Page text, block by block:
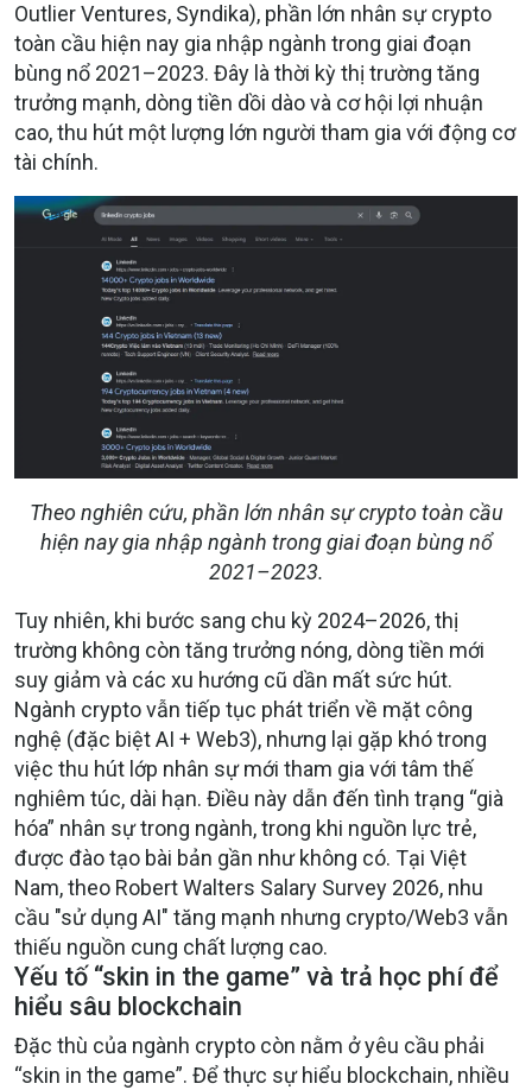
Outlier Ventures, Syndika), phần lớn nhân sự crypto
toàn cầu hiện nay gia nhập ngành trong giai đoạn
bùng nổ 2021–2023. Đây là thời kỳ thị trường tăng
trưởng mạnh, dòng tiền dồi dào và cơ hội lợi nhuận
cao, thu hút một lượng lớn người tham gia với động cơ
tài chính.
Theo nghiên cứu, phần lớn nhân sự crypto toàn cầu
hiện nay gia nhập ngành trong giai đoạn bùng nổ
2021–2023.
Tuy nhiên, khi bước sang chu kỳ 2024–2026, thị
trường không còn tăng trưởng nóng, dòng tiền mới
suy giảm và các xu hướng cũ dần mất sức hút.
Ngành crypto vẫn tiếp tục phát triển về mặt công
nghệ (đặc biệt AI + Web3), nhưng lại gặp khó trong
việc thu hút lớp nhân sự mới tham gia với tâm thế
nghiêm túc, dài hạn. Điều này dẫn đến tình trạng “già
hóa” nhân sự trong ngành, trong khi nguồn lực trẻ,
được đào tạo bài bản gần như không có. Tại Việt
Nam, theo Robert Walters Salary Survey 2026, nhu
cầu "sử dụng AI" tăng mạnh nhưng crypto/Web3 vẫn
thiếu nguồn cung chất lượng cao.
Yếu tố “skin in the game” và trả học phí để
hiểu sâu blockchain
Đặc thù của ngành crypto còn nằm ở yêu cầu phải
“skin in the game”. Để thực sự hiểu blockchain, nhiều